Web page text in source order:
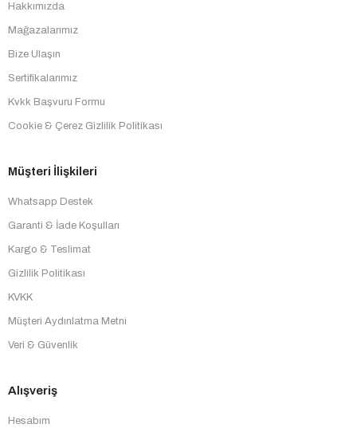
Hakkımızda
Mağazalarımız
Bize Ulaşın
Sertifikalarımız
Kvkk Başvuru Formu
Cookie & Çerez Gizlilik Politikası
Müşteri İlişkileri
Whatsapp Destek
Garanti & İade Koşulları
Kargo & Teslimat
Gizlilik Politikası
KVKK
Müşteri Aydınlatma Metni
Veri & Güvenlik
Alışveriş
Hesabım